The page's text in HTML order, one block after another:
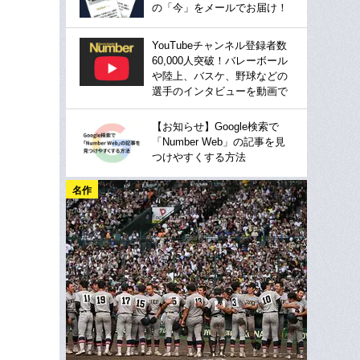
の「今」をメールでお届け！
YouTubeチャンネル登録者数
60,000人突破！バレーボール
や陸上、バスケ、野球などの
選手のインタビューを動画で
【お知らせ】Google検索で
「Number Web」の記事を見
つけやすくする方法
名作